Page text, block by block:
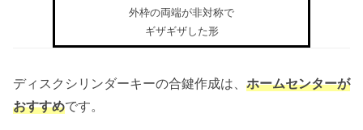
外枠の両端が非対称で
ギザギザした形
ディスクシリンダーキーの合鍵作成は、 ホームセンターが
おすすめです。